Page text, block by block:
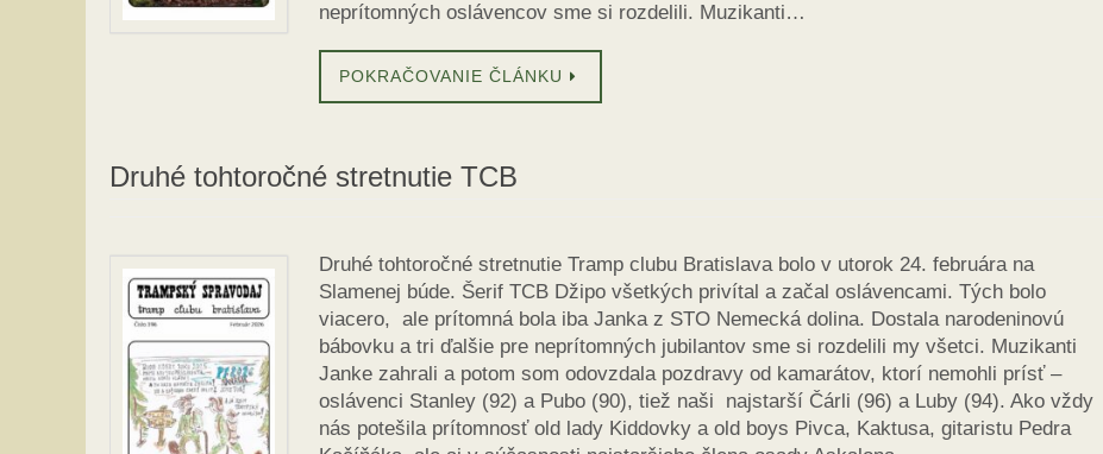
neprítomných oslávencov sme si rozdelili. Muzikanti…
POKRAČOVANIE ČLÁNKU
Druhé tohtoročné stretnutie TCB
Druhé tohtoročné stretnutie Tramp clubu Bratislava bolo v utorok 24. februára na
Slamenej búde. Šerif TCB Džipo všetkých privítal a začal oslávencami. Tých bolo
viacero, ale prítomná bola iba Janka z STO Nemecká dolina. Dostala narodeninovú
bábovku a tri ďalšie pre neprítomných jubilantov sme si rozdelili my všetci. Muzikanti
Janke zahrali a potom som odovzdala pozdravy od kamarátov, ktorí nemohli prísť –
oslávenci Stanley (92) a Pubo (90), tiež naši najstarší Čárli (96) a Luby (94). Ako vždy
nás potešila prítomnosť old lady Kiddovky a old boys Pivca, Kaktusa, gitaristu Pedra